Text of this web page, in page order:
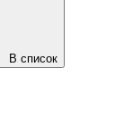
В список